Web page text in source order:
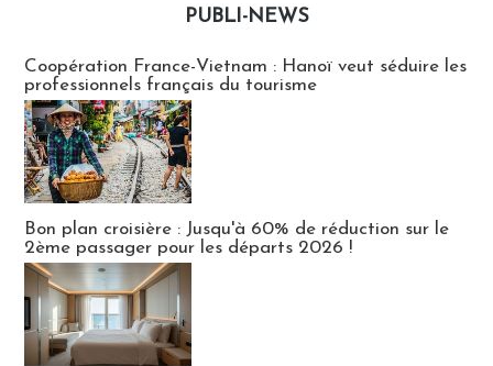
PUBLI-NEWS
Coopération France-Vietnam : Hanoï veut séduire les
professionnels français du tourisme
Bon plan croisière : Jusqu'à 60% de réduction sur le
2ème passager pour les départs 2026 !